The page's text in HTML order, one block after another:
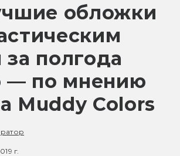
обложки
за полгода
— по мнению
Muddy Colors
г.